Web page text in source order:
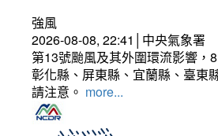
強風
2026-08-08, 22:41│中央氣象署
第13號颱風及其外圍環流影響，
彰化縣、屏東縣、宜蘭縣、臺東
請注意。 more...